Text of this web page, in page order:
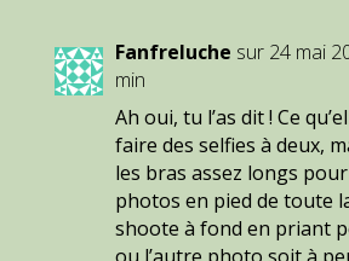
Fanfreluche sur 24 mai
min
Ah oui, tu l’as dit ! Ce
faire des selfies à deux,
les bras assez longs
photos en pied de toute
shoote à fond en priant